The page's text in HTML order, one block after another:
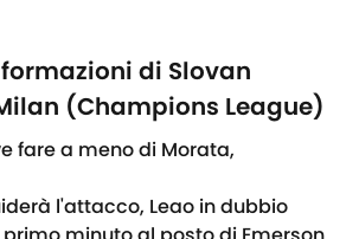
di Slovan
(Champions League)
fare a meno di Morata,
l'attacco, Leao in dubbio